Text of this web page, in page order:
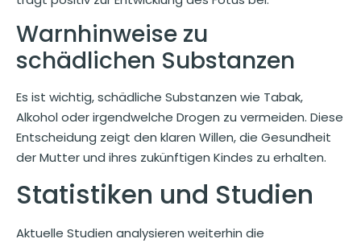
Warnhinweise zu
schädlichen Substanzen
Es ist wichtig, schädliche Substanzen wie Tabak,
Alkohol oder irgendwelche Drogen zu vermeiden. Diese
Entscheidung zeigt den klaren Willen, die Gesundheit
der Mutter und ihres zukünftigen Kindes zu erhalten.
Statistiken und Studien
Aktuelle Studien analysieren weiterhin die